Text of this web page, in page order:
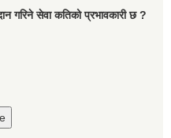
गरिने सेवा कतिको प्रभावकारी छ ?